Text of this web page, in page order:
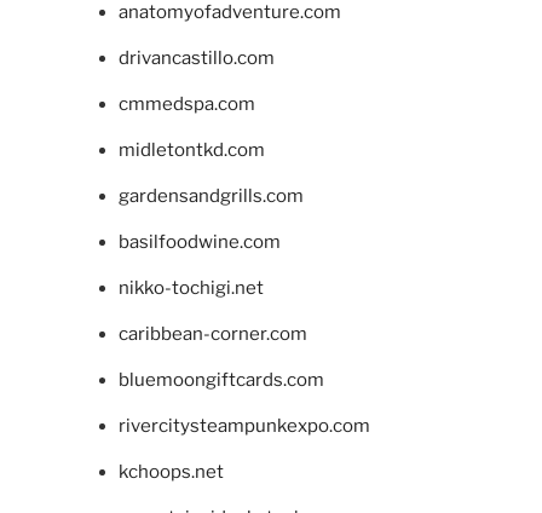
anatomyofadventure.com
drivancastillo.com
cmmedspa.com
midletontkd.com
gardensandgrills.com
basilfoodwine.com
nikko-tochigi.net
caribbean-corner.com
bluemoongiftcards.com
rivercitysteampunkexpo.com
kchoops.net